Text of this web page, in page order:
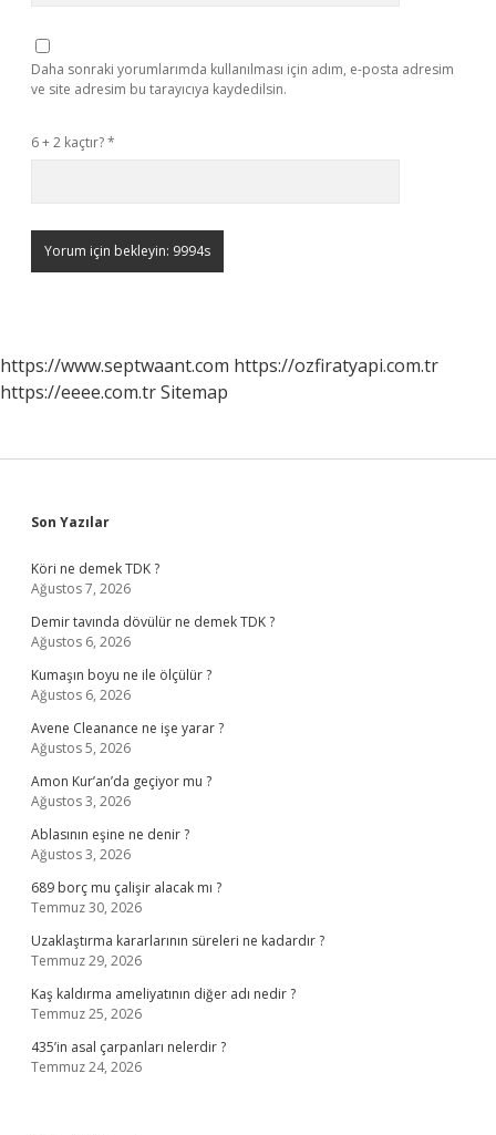
Daha sonraki yorumlarımda kullanılması için adım, e-posta adresim
ve site adresim bu tarayıcıya kaydedilsin.
6 + 2 kaçtır?*
https://www.septwaant.com https://ozfiratyapi.com.tr
https://eeee.com.trSitemap
Sidebar
Son Yazılar
Köri ne demek TDK ?
Ağustos 7, 2026
Demir tavında dövülür ne demek TDK ?
Ağustos 6, 2026
Kumaşın boyu ne ile ölçülür ?
Ağustos 6, 2026
Avene Cleanance ne işe yarar ?
Ağustos 5, 2026
Amon Kur’an’da geçiyor mu ?
Ağustos 3, 2026
Ablasının eşine ne denir ?
Ağustos 3, 2026
689 borç mu çalişir alacak mı ?
Temmuz 30, 2026
Uzaklaştırma kararlarının süreleri ne kadardır ?
Temmuz 29, 2026
Kaş kaldırma ameliyatının diğer adı nedir ?
Temmuz 25, 2026
435’in asal çarpanları nelerdir ?
Temmuz 24, 2026